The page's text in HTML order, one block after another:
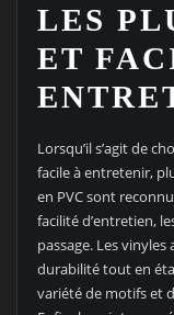
LES
ET
Lorsqu’il s’agit de
facile à entretenir,
en PVC sont
facilité d’entretien,
passage. Les
durabilité tout en
variété de motifs et